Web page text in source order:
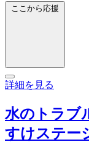
ここから応援
詳細を見る
水のトラブ
すけステー